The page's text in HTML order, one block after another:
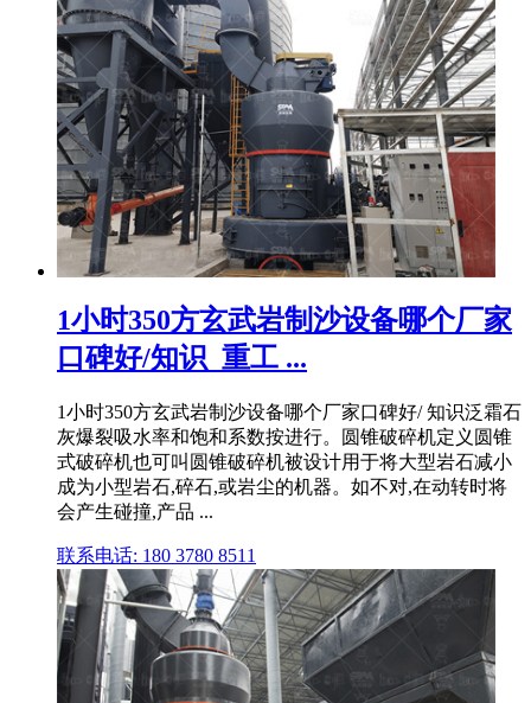
1小时350方玄武岩制沙设备哪个厂家
口碑好/知识_重工 ...
1小时350方玄武岩制沙设备哪个厂家口碑好/ 知识泛霜石
灰爆裂吸水率和饱和系数按进行。圆锥破碎机定义圆锥
式破碎机也可叫圆锥破碎机被设计用于将大型岩石减小
成为小型岩石,碎石,或岩尘的机器。如不对,在动转时将
会产生碰撞,产品 ...
联系电话: 180 3780 8511